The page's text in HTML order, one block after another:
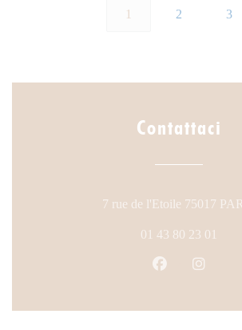
1 2 3
Contattaci
7 rue de l'Etoile 75017
01 43 80 23 01
Facebook